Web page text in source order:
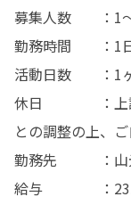
募集人数　　：1
勤務時間　　：1
活動日数　　：1
休日　　　　：
との調整の上、
勤務先　　　：
給与　　　　：